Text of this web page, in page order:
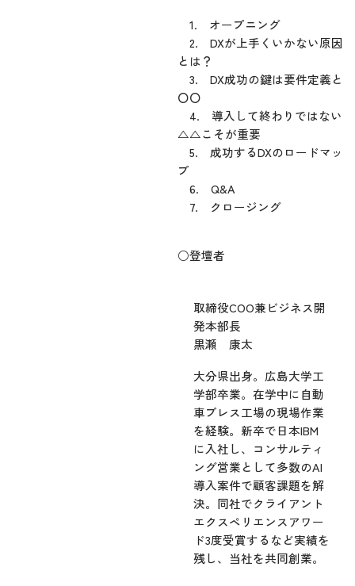
1. オープニング
2. DXが上手くいかない原因
とは？
3. DX成功の鍵は要件定義と
〇〇
4. 導入して終わりではない
△△こそが重要
5. 成功するDXのロードマッ
プ
6. Q&A
7. クロージング
○登壇者
取締役COO兼ビジネス開
発本部長
黒瀬 康太
大分県出身。広島大学工
学部卒業。在学中に自動
車プレス工場の現場作業
を経験。新卒で日本IBM
に入社し、コンサルティ
ング営業として多数のAI
導入案件で顧客課題を解
決。同社でクライアント
エクスペリエンスアワー
ド3度受賞するなど実績を
残し、当社を共同創業。